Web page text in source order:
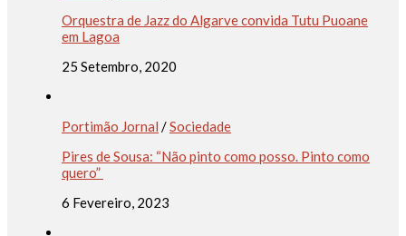
Orquestra de Jazz do Algarve convida Tutu Puoane
em Lagoa
25 Setembro, 2020
Portimão Jornal /Sociedade
Pires de Sousa: “Não pinto como posso. Pinto como
quero”
6 Fevereiro, 2023